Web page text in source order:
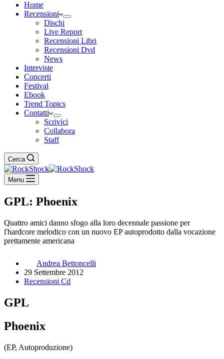
Home
Recensioni
Dischi
Live Report
Recensioni Libri
Recensioni Dvd
News
Interviste
Concerti
Festival
Ebook
Trend Topics
Contatti
Scrivici
Collabora
Staff
Cerca
Menu
GPL: Phoenix
Quattro amici danno sfogo alla loro decennale passione per
l'hardcore melodico con un nuovo EP autoprodotto dalla vocazione
prettamente americana
Andrea Bettoncelli
29 Settembre 2012
Recensioni Cd
GPL
Phoenix
(EP, Autoproduzione)